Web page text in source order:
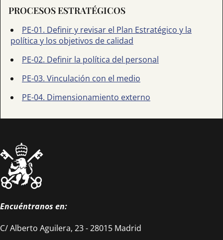
PROCESOS ESTRATÉGICOS
PE-01. Definir y revisar el Plan Estratégico y la
política y los objetivos de calidad
PE-02. Definir la política del personal
PE-03. Vinculación con el medio
PE-04. Dimensionamiento externo
Encuéntranos en:
C/ Alberto Aguilera, 23 - 28015 Madrid